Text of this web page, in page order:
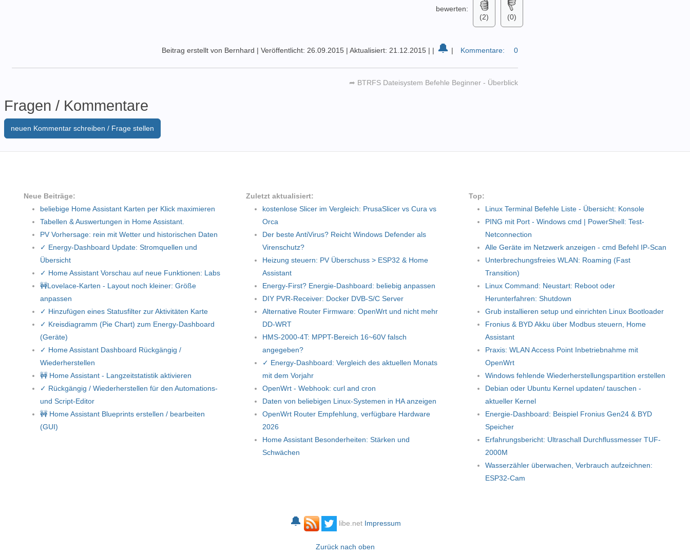
bewerten:
(2)
(0)
Beitrag erstellt von Bernhard | Veröffentlicht: 26.09.2015 | Aktualisiert: 21.12.2015 | | 🔔 | Kommentare: 0
➦ BTRFS Dateisystem Befehle Beginner - Überblick
Fragen / Kommentare
neuen Kommentar schreiben / Frage stellen
Neue Beiträge:
beliebige Home Assistant Karten per Klick maximieren
Tabellen & Auswertungen in Home Assistant.
PV Vorhersage: rein mit Wetter und historischen Daten
✓ Energy-Dashboard Update: Stromquellen und
Übersicht
✓ Home Assistant Vorschau auf neue Funktionen: Labs
🚧Lovelace-Karten - Layout noch kleiner: Größe
anpassen
✓ Hinzufügen eines Statusfilter zur Aktivitäten Karte
✓ Kreisdiagramm (Pie Chart) zum Energy-Dashboard
(Geräte)
✓ Home Assistant Dashboard Rückgängig /
Wiederherstellen
🚧 Home Assistant - Langzeitstatistik aktivieren
✓ Rückgängig / Wiederherstellen für den Automations-
und Script-Editor
🚧 Home Assistant Blueprints erstellen / bearbeiten
(GUI)
Zuletzt aktualisiert:
kostenlose Slicer im Vergleich: PrusaSlicer vs Cura vs
Orca
Der beste AntiVirus? Reicht Windows Defender als
Virenschutz?
Heizung steuern: PV Überschuss > ESP32 & Home
Assistant
Energy-First? Energie-Dashboard: beliebig anpassen
DIY PVR-Receiver: Docker DVB-S/C Server
Alternative Router Firmware: OpenWrt und nicht mehr
DD-WRT
HMS-2000-4T: MPPT-Bereich 16~60V falsch
angegeben?
✓ Energy-Dashboard: Vergleich des aktuellen Monats
mit dem Vorjahr
OpenWrt - Webhook: curl and cron
Daten von beliebigen Linux-Systemen in HA anzeigen
OpenWrt Router Empfehlung, verfügbare Hardware
2026
Home Assistant Besonderheiten: Stärken und
Schwächen
Top:
Linux Terminal Befehle Liste - Übersicht: Konsole
PING mit Port - Windows cmd | PowerShell: Test-
Netconnection
Alle Geräte im Netzwerk anzeigen - cmd Befehl IP-Scan
Unterbrechungsfreies WLAN: Roaming (Fast
Transition)
Linux Command: Neustart: Reboot oder
Herunterfahren: Shutdown
Grub installieren setup und einrichten Linux Bootloader
Fronius & BYD Akku über Modbus steuern, Home
Assistant
Praxis: WLAN Access Point Inbetriebnahme mit
OpenWrt
Windows fehlende Wiederherstellungspartition erstellen
Debian oder Ubuntu Kernel updaten/ tauschen -
aktueller Kernel
Energie-Dashboard: Beispiel Fronius Gen24 & BYD
Speicher
Erfahrungsbericht: Ultraschall Durchflussmesser TUF-
2000M
Wasserzähler überwachen, Verbrauch aufzeichnen:
ESP32-Cam
🔔 libe.net Impressum
Zurück nach oben